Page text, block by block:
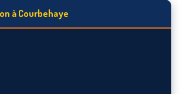
à Courbehaye